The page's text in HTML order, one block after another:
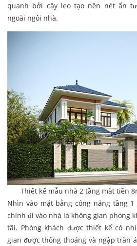
quanh bởi cây leo tạo nên nét ấn
ngoài ngôi nhà.
Thiết kế mẫu nhà 2 tầng mặt tiền
Nhìn vào mặt bằng công năng tầng
chính đi vào nhà là không gian phòng
tãi. Phòng khách được thiết kế có
gian được thông thoáng và ngập tràn